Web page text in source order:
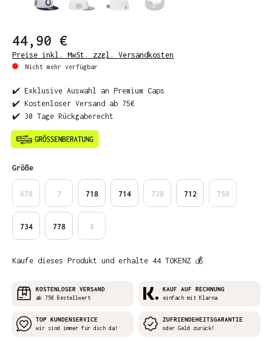
44,90 €
Preise inkl. MwSt. zzgl. Versandkosten
Nicht mehr verfügbar
✔️ Exklusive Auswahl an Premium Caps
✔️ Kostenloser Versand ab 75€
✔️ 30 Tage Rückgaberecht
Größeauswählen
678 7 718 714 738 712 758
734 778 8
Kaufe dieses Produkt und erhalte 44 TOKENZ 💰
KOSTENLOSER VERSAND
ab 75€ Bestellwert
KAUF AUF RECHNUNG
einfach mit Klarna
TOP KUNDENSERVICE
wir sind immer für dich da!
ZUFRIENDEHEITSGARANTIE
oder Geld zurück!